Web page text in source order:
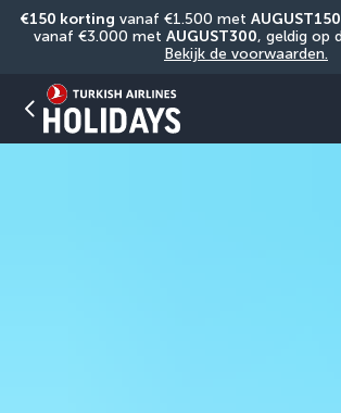
€150 korting vanaf €1.500 met AUGUST150
vanaf €3.000 met AUGUST300
Bekijk de voorwaarden.